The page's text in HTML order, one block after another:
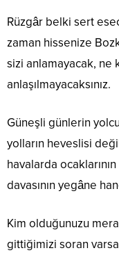
Rüzgâr belki sert
zaman hissenize
sizi anlamayacak, ne
anlaşılmayacaksınız.
Güneşli günlerin
yolların heveslisi
havalarda
davasının yegâne
Kim olduğunuzu
gittiğimizi soran